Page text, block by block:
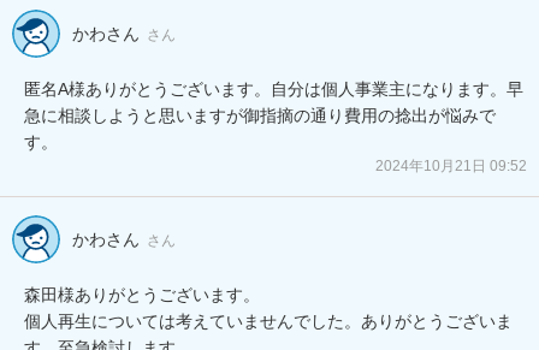
かわさん さん
匿名A様ありがとうございます。自分は個人事業主になります。早
急に相談しようと思いますが御指摘の通り費用の捻出が悩みで
す。
2024年10月21日 09:52
かわさん さん
森田様ありがとうございます。
個人再生については考えていませんでした。ありがとうございま